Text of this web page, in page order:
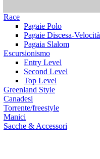
Race
Pagaie Polo
Pagaie Discesa-Velocità
Pagaia Slalom
Escursionismo
Entry Level
Second Level
Top Level
Greenland Style
Canadesi
Torrente/freestyle
Manici
Sacche & Accessori